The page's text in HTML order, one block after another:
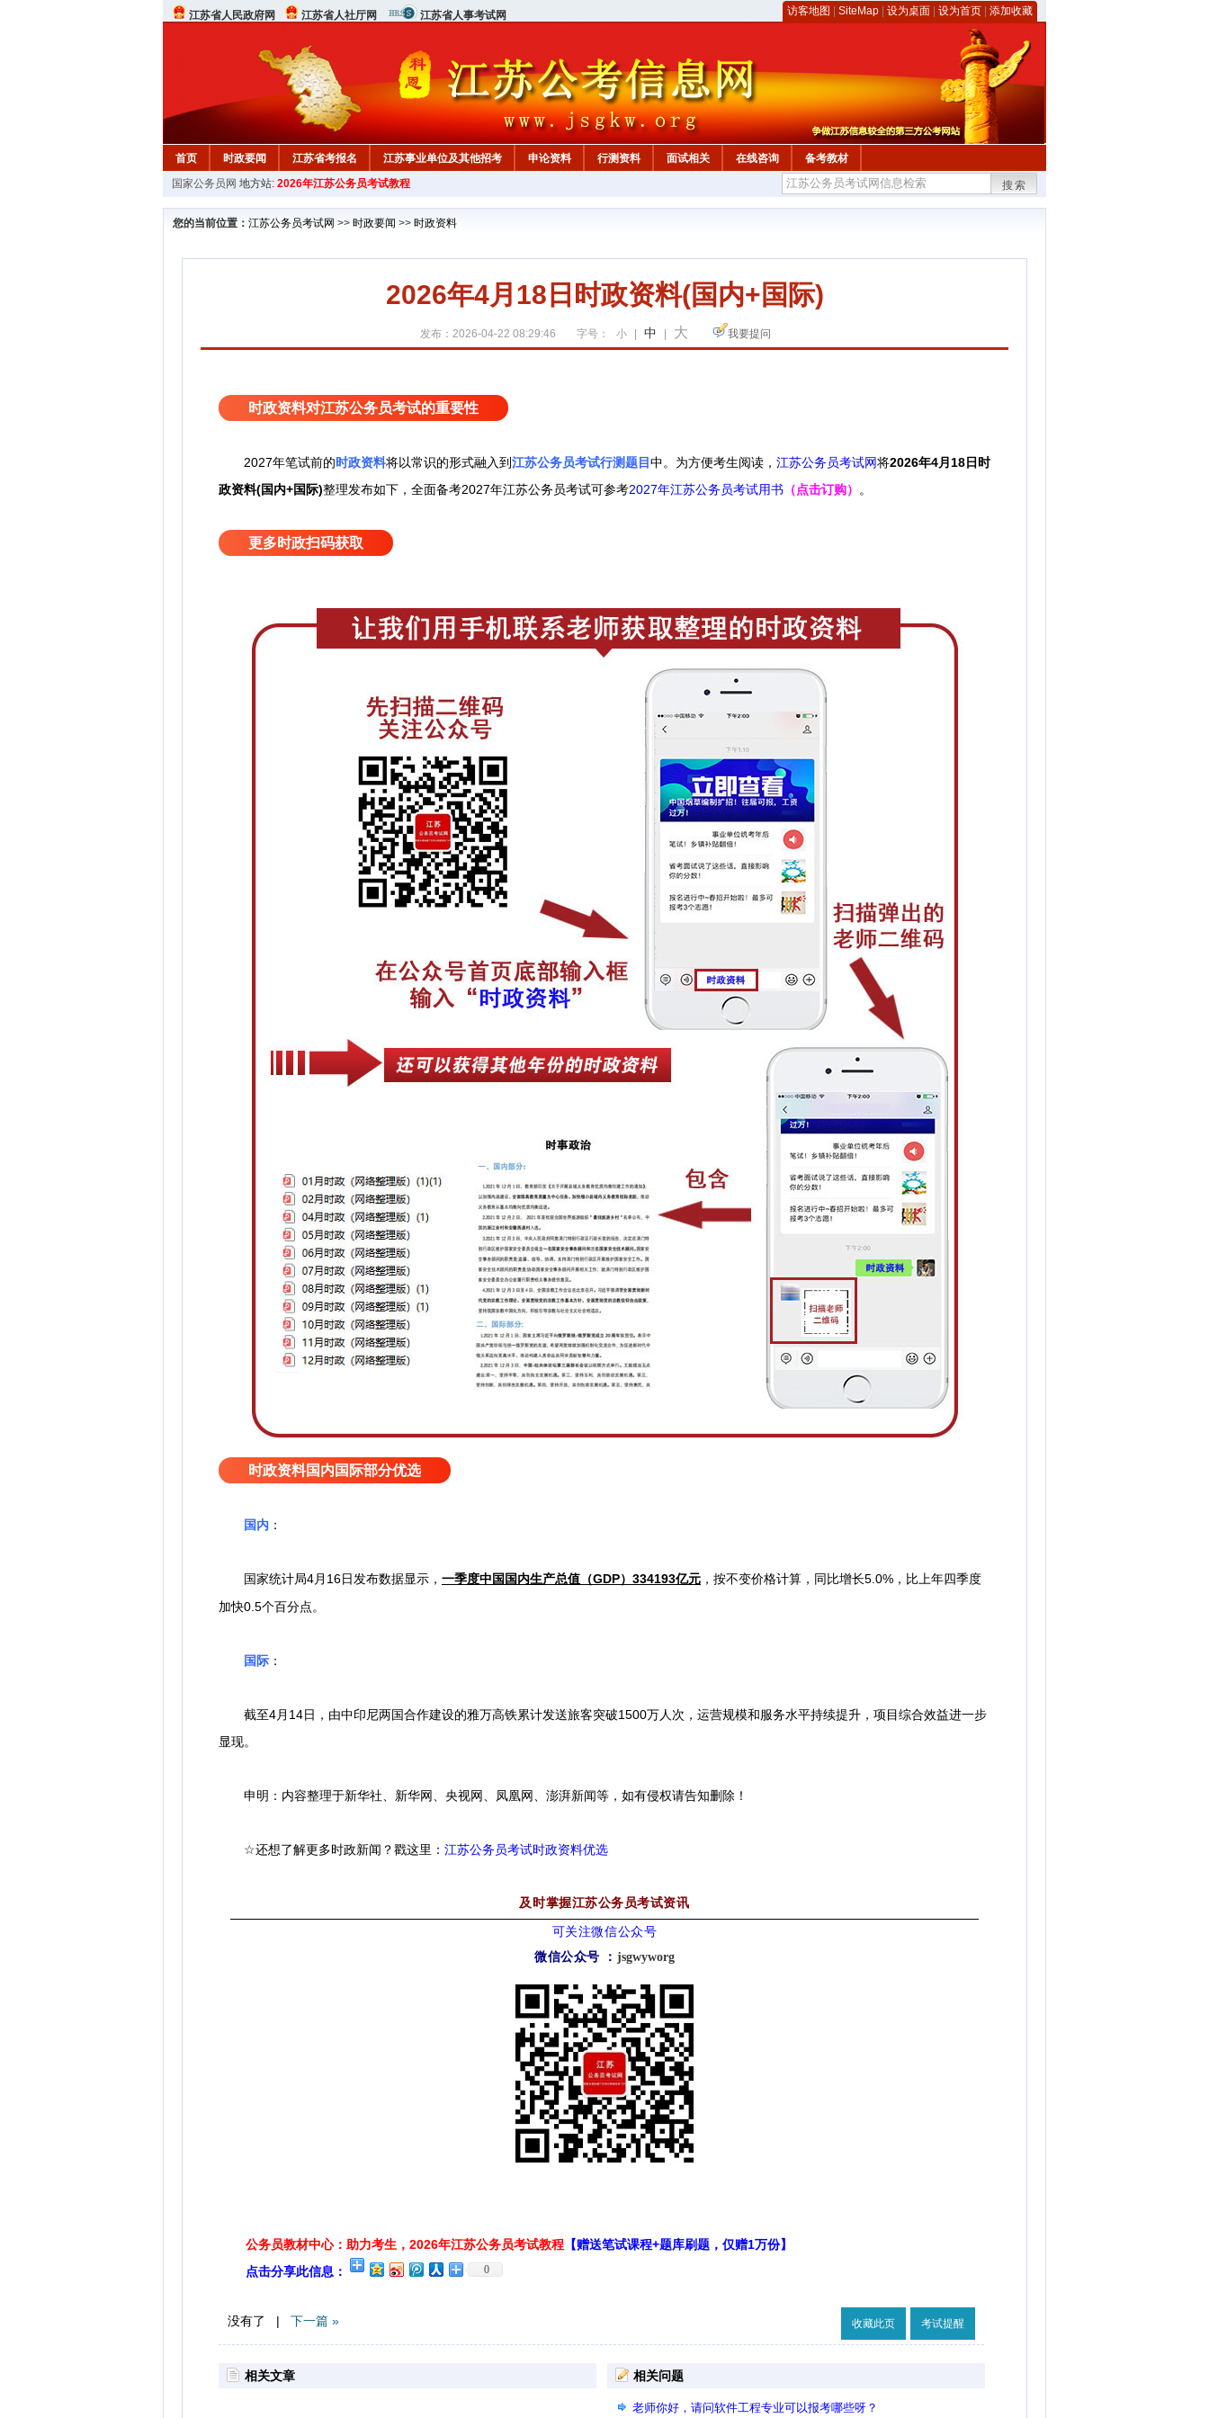
江苏省人民政府网 江苏省人社厅网 江苏省人事考试网 访客地图 SiteMap 设为桌面 设为首页 添加收藏
首页 时政要闻 江苏省考报名 江苏事业单位及其他招考 申论资料 行测资料 面试相关 在线咨询
备考教材
国家公务员网 地方站: 2026年江苏公务员考试教程 搜索
您的当前位置： 江苏公务员考试网 >> 时政要闻 >> 时政资料
2026年4月18日时政资料(国内+国际)
发布：2026-04-22 08:29:46 字号： 小 中 大 我要提问
时政资料对江苏公务员考试的重要性
2027年笔试前的时政资料将以常识的形式融入到江苏公务员考试行测题目中。 为方便考生阅读， 江苏公务员考试网将2026年4月18日时
政资料(国内+国际)整理发布如下， 全面备考2027年江苏公务员考试可参考2027年江苏公务员考试用书 （点击订购） 。
更多时政扫码获取
时政资料国内国际部分优选
国内 ：
国家统计局4月16日发布数据显示， 一季度中国国内生产总值（GDP）334193亿元 ，按不变价格计算，同比增长5.0%，比上年四季度
加快0.5个百分点。
国际 ：
截至4月14日，由中印尼两国合作建设的雅万高铁累计发送旅客突破1500万人次，运营规模和服务水平持续提升，项目综合效益进一步
显现。
申明：内容整理于新华社、新华网、央视网、凤凰网、澎湃新闻等，如有侵权请告知删除！
☆还想了解更多时政新闻？戳这里： 江苏公务员考试时政资料优选
及时掌握江苏公务员考试资讯
可关注微信公众号
微信公众号
： jsgwyworg
公务员教材中心：助力考生，2026年江苏公务员考试教程 【赠送笔试课程+题库刷题，仅赠1万份】
点击分享此信息：
0
没有了 | 下一篇 » 收藏此页 考试提醒
相关文章 相关问题
老师你好，请问软件工程专业可以报考哪些呀？